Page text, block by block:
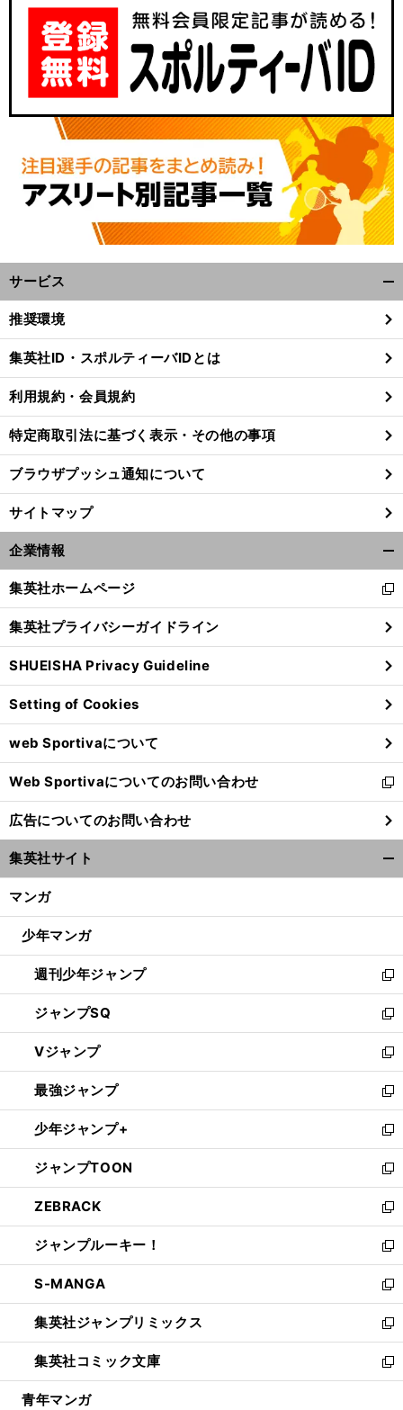
サービス
閉
る
推奨環境
集英社ID・スポルティーバIDとは
利用規約・会員規約
特定商取引法に基づく表示・その他の事項
ブラウザプッシュ通知について
サイトマップ
企業情報
閉
る
集英社ホームページ
新
し
い
ウ
ィ
ン
ド
ウ
で
開
く
集英社プライバシーガイドライン
SHUEISHA Privacy Guideline
Setting of Cookies
web Sportivaについて
Web Sportivaについてのお問い合わせ
新
し
い
ウ
ィ
ン
ウ
開
く
広告についてのお問い合わせ
集英社サイト
マンガ
少年マンガ
週刊少年ジャンプ
新
し
い
ウ
ィ
ン
ド
ウ
で
開
く
ジャンプSQ
新
し
い
ウ
ィ
ン
ド
ウ
で
開
く
Vジャンプ
新
し
い
ウ
ィ
ン
ド
ウ
で
開
く
最強ジャンプ
新
し
い
ウ
ィ
ン
ド
ウ
で
開
く
少年ジャンプ+
新
し
い
ウ
ィ
ン
ド
ウ
で
開
く
ジャンプTOON
新
し
い
ウ
ィ
ン
ド
ウ
で
開
く
ZEBRACK
新
し
い
ウ
ィ
ン
ド
ウ
で
開
ジャンプルーキー！
新
し
い
ウ
ィ
ン
ド
ウ
S-MANGA
新
し
い
ウ
ィ
ン
集英社ジャンプリミックス
新
し
い
ウ
集英社コミック文庫
新
し
青年マンガ